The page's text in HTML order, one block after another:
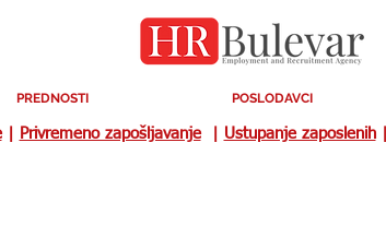
PREDNOSTI POSLODAVCI
| Privremeno zapošljavanje| Ustupanje zaposlenih|